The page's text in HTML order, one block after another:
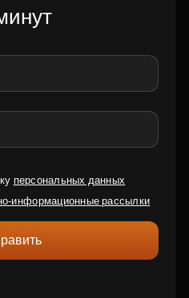
персональных данных
информационные рассылки